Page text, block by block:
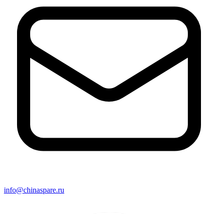
info@chinaspare.ru